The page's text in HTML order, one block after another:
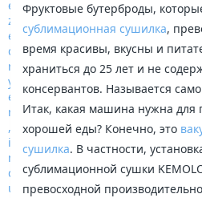
Фруктовые бутерброды,
сублимационная сушилка,
время красивы, вкусны и
храниться до 25 лет и не
консервантов. Называется
Итак, какая машина нужна для
хорошей еды? Конечно, это
сушилка. В частности,
сублимационной сушки
превосходной